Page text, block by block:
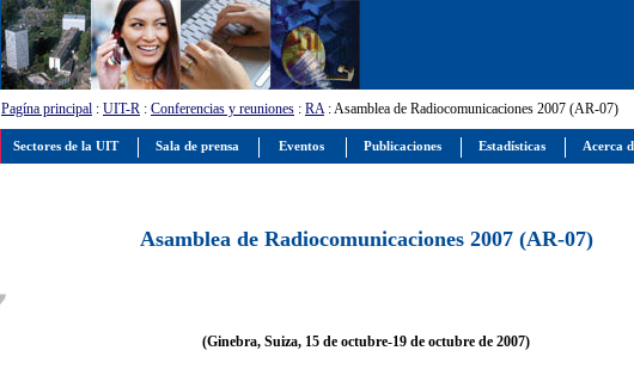
Pagína principal : UIT-R : Conferencias y reuniones : RA: Asamblea de Radiocomunicaciones 2007 (AR-07)
Asamblea de Radiocomunicaciones 2007 (AR-07)
(Ginebra, Suiza, 15 de octubre-19 de octubre de 2007)
Sectores de la UIT Sala de prensa Eventos Publicaciones Estadísticas Acerca